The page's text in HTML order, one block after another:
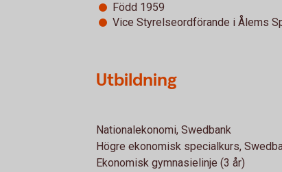
Född 1959
Vice Styrelseordförande i Ålems
Utbildning
Nationalekonomi, Swedbank
Högre ekonomisk specialkurs,
Ekonomisk gymnasielinje (3 år)